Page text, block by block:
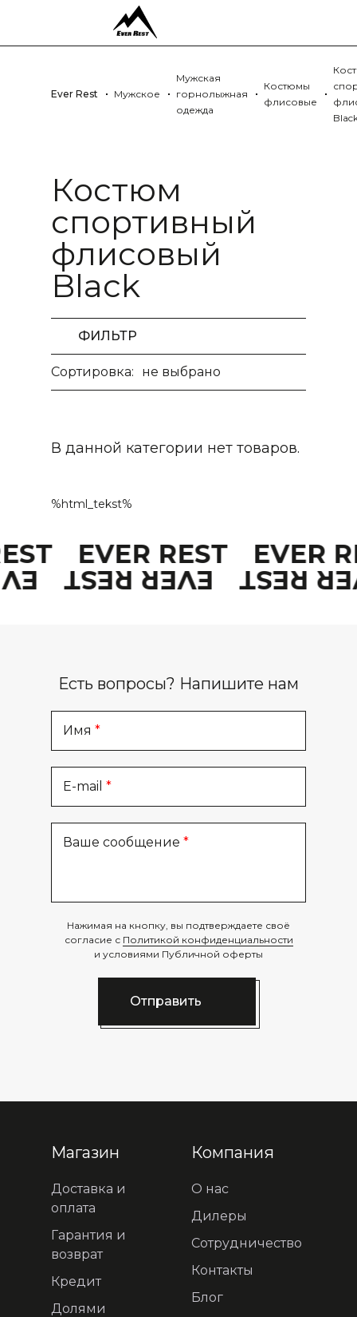
Ever Rest Мужское
Мужская
горнолыжная
одежда
Костюмы
флисовые
Костюм
спортивный
флисовый
Black
ФИЛЬТР
Сортировка: не выбрано
В данной категории нет товаров.
%html_tekst%
EVER REST
EVER
EVER REST EVER
Есть вопросы? Напишите нам
Имя
E-mail
Ваше сообщение
Нажимая на кнопку, вы подтверждаете своё
согласие с Политикой конфиденциальности
и условиями Публичной оферты
Отправить
Магазин
Доставка и
оплата
Гарантия и
возврат
Кредит
Долями
Компания
О нас
Дилеры
Сотрудничество
Контакты
Блог